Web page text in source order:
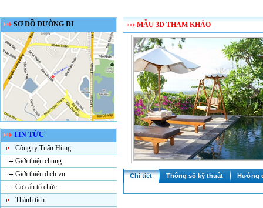
SƠ ĐỒ ĐƯỜNG ĐI
TIN TỨC
Công ty Tuấn Hùng
Giới thiệu chung
Giới thiệu dịch vụ
Cơ cấu tổ chức
Thành tích
MẪU 3D THAM KHẢO
Chi tiết Thông số kỹ thuật Hướng